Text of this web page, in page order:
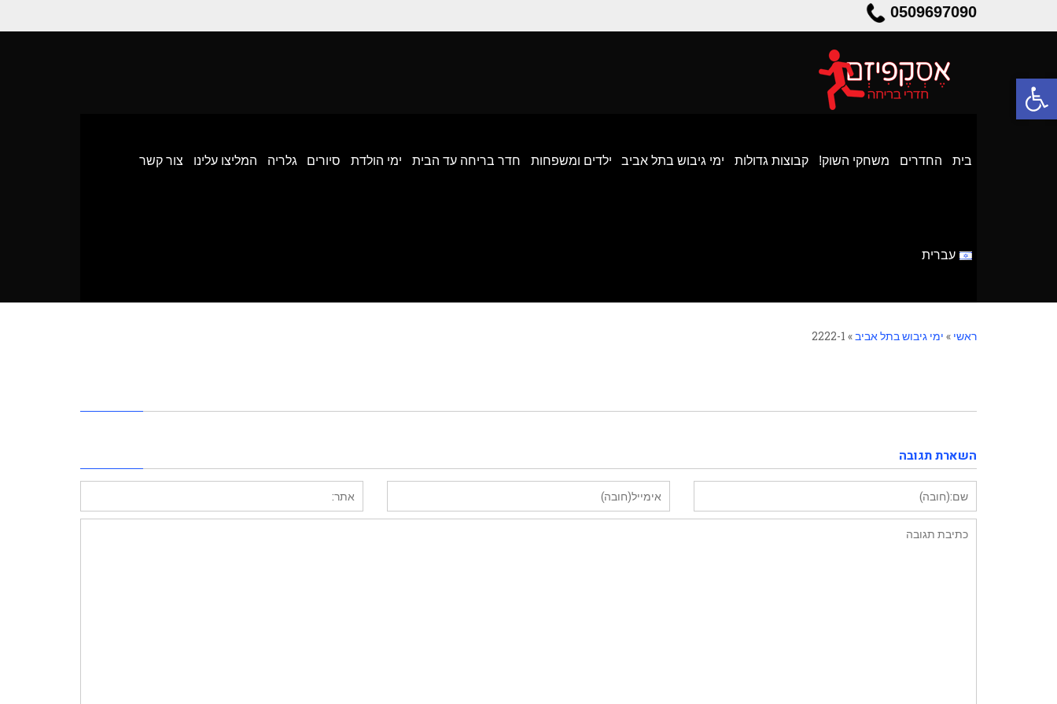
פתח סרגל נגישות
0509697090
בית החדרים משחקי השוק! קבוצות גדולות ימי גיבוש בתל אביב ילדים ומשפחות חדר בריחה עד הבית ימי הולדת סיורים גלריה המליצו עלינו צור קשר
עברית
ראשי » ימי גיבוש בתל אביב»
2222-1
השארת תגובה